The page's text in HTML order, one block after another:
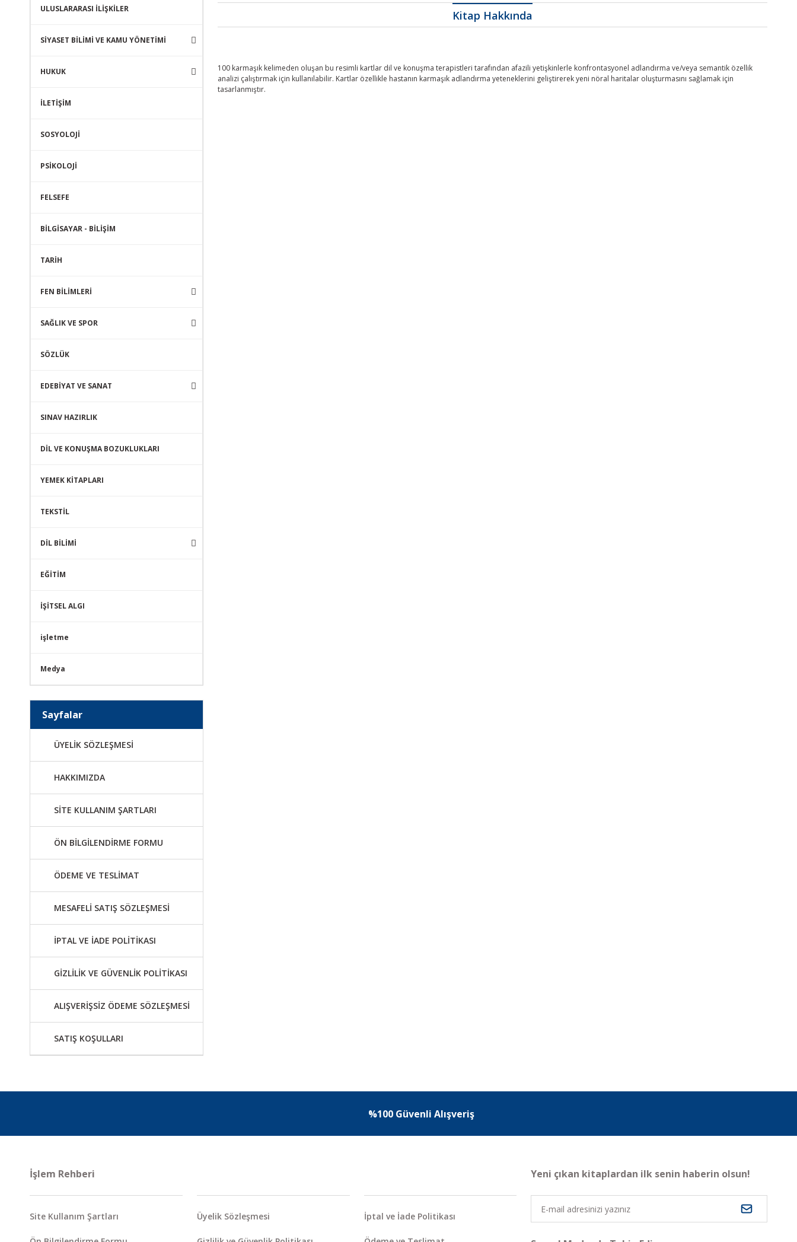
ULUSLARARASI İLİŞKİLER
SİYASET BİLİMİ VE KAMU YÖNETİMİ
HUKUK
İLETİŞİM
SOSYOLOJİ
PSİKOLOJİ
FELSEFE
BİLGİSAYAR - BİLİŞİM
TARİH
FEN BİLİMLERİ
SAĞLIK VE SPOR
SÖZLÜK
EDEBİYAT VE SANAT
SINAV HAZIRLIK
DİL VE KONUŞMA BOZUKLUKLARI
YEMEK KİTAPLARI
TEKSTİL
DİL BİLİMİ
EĞİTİM
İŞİTSEL ALGI
işletme
Medya
Sayfalar
ÜYELİK SÖZLEŞMESİ
HAKKIMIZDA
SİTE KULLANIM ŞARTLARI
ÖN BİLGİLENDİRME FORMU
ÖDEME VE TESLİMAT
MESAFELİ SATIŞ SÖZLEŞMESİ
İPTAL VE İADE POLİTİKASI
GİZLİLİK VE GÜVENLİK POLİTİKASI
ALIŞVERİŞSİZ ÖDEME SÖZLEŞMESİ
SATIŞ KOŞULLARI
Kitap Hakkında
100 karmaşık kelimeden oluşan bu resimli kartlar dil ve konuşma terapistleri tarafından afazili yetişkinlerle konfrontasyonel adlandırma ve/veya semantik özellik
analizi çalıştırmak için kullanılabilir. Kartlar özellikle hastanın karmaşık adlandırma yeteneklerini geliştirerek yeni nöral haritalar oluşturmasını sağlamak için
tasarlanmıştır.
%100 Güvenli Alışveriş
İşlem Rehberi
Site Kullanım Şartları Üyelik Sözleşmesi İptal ve İade Politikası
Yeni çıkan kitaplardan ilk senin haberin olsun!